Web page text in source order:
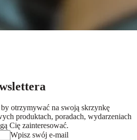
otrzymywać na swoją skrzynkę
produktach, poradach, wydarzeniach
Cię zainteresować.
Wpisz swój e-mail